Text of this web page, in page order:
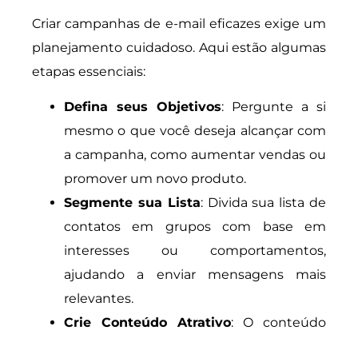
Criar campanhas de e-mail eficazes exige um
planejamento cuidadoso. Aqui estão algumas
etapas essenciais:
Defina seus Objetivos: Pergunte a si
mesmo o que você deseja alcançar com
a campanha, como aumentar vendas ou
promover um novo produto.
Segmente sua Lista: Divida sua lista de
contatos em grupos com base em
interesses ou comportamentos,
ajudando a enviar mensagens mais
relevantes.
Crie Conteúdo Atrativo: O conteúdo